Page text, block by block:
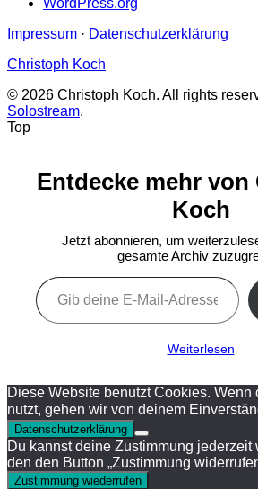
WordPress.org
Impressum · Datenschutzerklärung
Christoph Koch
© 2026 Christoph Koch. All rights
Solostream.
Top
Entdecke mehr
Koch
Jetzt abonnieren, um
gesamte Archiv
Gib deine E-Mail-Adresse ein ...
Weiterlesen
Diese Website benutzt Cookies. Wenn
nutzt, gehen wir von deinem
Datenschutzerklärung
Du kannst deine Zustimmung jederzeit
den den Button „Zustimmung
Zustimmung wiederrufen